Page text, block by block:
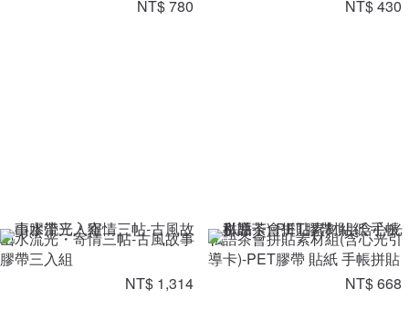
NT$ 780
NT$ 430
山水流光・寄情三帖-古風故事
膠帶三入組
NT$ 1,314
私語茶會拼貼素材組(含心光引
導卡)-PET膠帶 貼紙 手帳拼貼
NT$ 668